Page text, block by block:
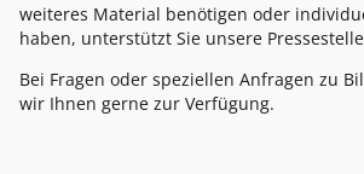
weiteres Material benötigen oder
haben, unterstützt Sie unsere
Bei Fragen oder speziellen Anfragen zu
wir Ihnen gerne zur Verfügung.